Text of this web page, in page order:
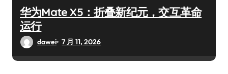
华为Mate X5：折叠新纪元，交互革命
运行
dawei 7 月 11, 2026